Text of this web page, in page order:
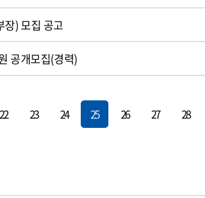
) 모집 공고
공개모집(경력)
22 23 24 25 26 27 28